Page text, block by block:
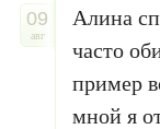
09
авг
Алина
часто
пример
мной я